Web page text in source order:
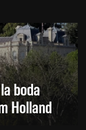
boda
Holland